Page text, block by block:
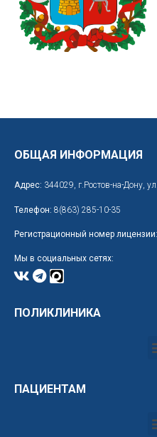
ОБЩАЯ ИНФОРМАЦИЯ
Адрес: 344029, г.Ростов-на-Дону,
Телефон: 8(863) 285-10-35
Регистрационный номер лицензии:
Мы в социальных сетях:
ПОЛИКЛИНИКА
ПАЦИЕНТАМ